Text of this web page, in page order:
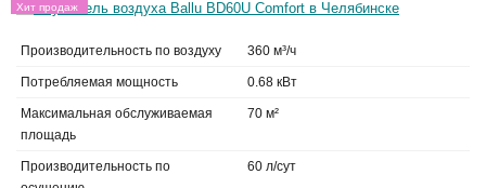
Хит продаж
Производительность по воздуху 360 м³/ч
Потребляемая мощность 0.68 кВт
Максимальная обслуживаемая
площадь
70 м²
Производительность по
60 л/сут